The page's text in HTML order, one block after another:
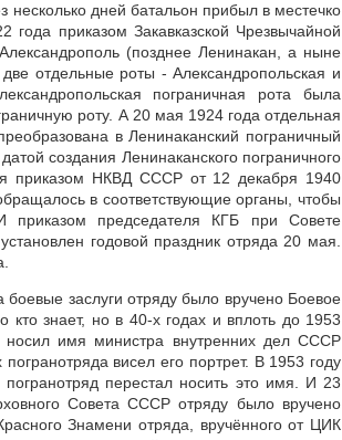
дней батальон прибыл в местечко
года приказом Закавказской Чрезвычайной
(позднее Ленинакан, а ныне
отдельные роты - Александропольская и
пограничная рота была
роту. А 20 мая 1924 года отдельная
в Ленинаканский пограничный
создания Ленинаканского пограничного
приказом НКВД СССР от 12 декабря 1940
в соответствующие органы, чтобы
приказом председателя КГБ при Совете
годовой праздник отряда 20 мая.
заслуги отряду было вручено Боевое
знает, но в 40-х годах и вплоть до 1953
носил имя министра внутренних дел СССР
висел его портрет. В 1953 году
перестал носить это имя. И 23
Совета СССР отряду было вручено
Знамени отряда, вручённого от ЦИК